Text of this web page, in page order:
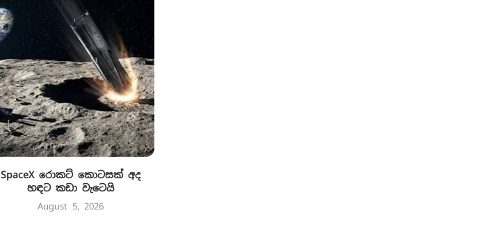
SpaceX රොකට් කොටසක් අද
හඳට කඩා වැටෙයි
August 5, 2026